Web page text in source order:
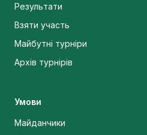
Результати
Взяти участь
Майбутні турніри
Архів турнірів
Умови
Майданчики